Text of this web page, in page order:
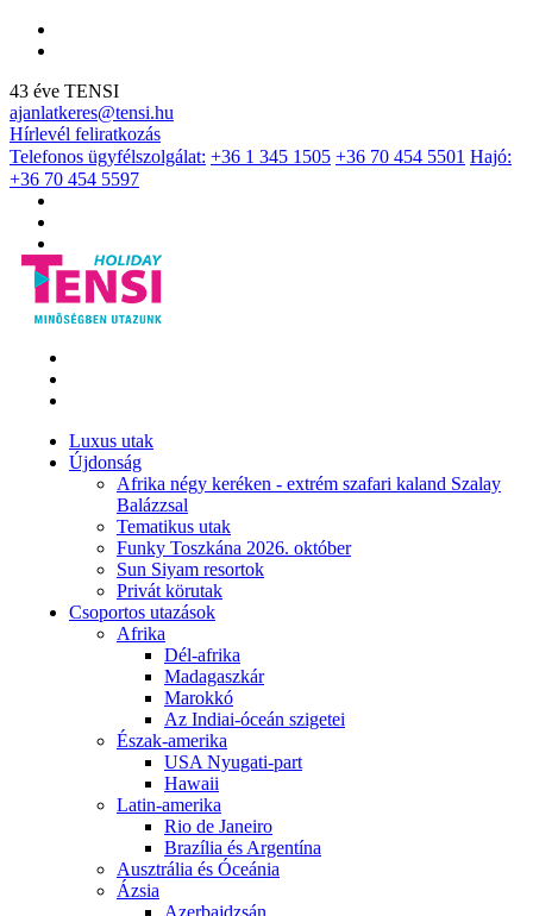
43 éve TENSI
ajanlatkeres@tensi.hu
Hírlevél feliratkozás
Telefonos ügyfélszolgálat: +36 1 345 1505 +36 70 454 5501 Hajó:
+36 70 454 5597
Luxus utak
Újdonság
Afrika négy keréken - extrém szafari kaland Szalay
Balázzsal
Tematikus utak
Funky Toszkána 2026. október
Sun Siyam resortok
Privát körutak
Csoportos utazások
Afrika
Dél-afrika
Madagaszkár
Marokkó
Az Indiai-óceán szigetei
Észak-amerika
USA Nyugati-part
Hawaii
Latin-amerika
Rio de Janeiro
Brazília és Argentína
Ausztrália és Óceánia
Ázsia
Azerbajdzsán